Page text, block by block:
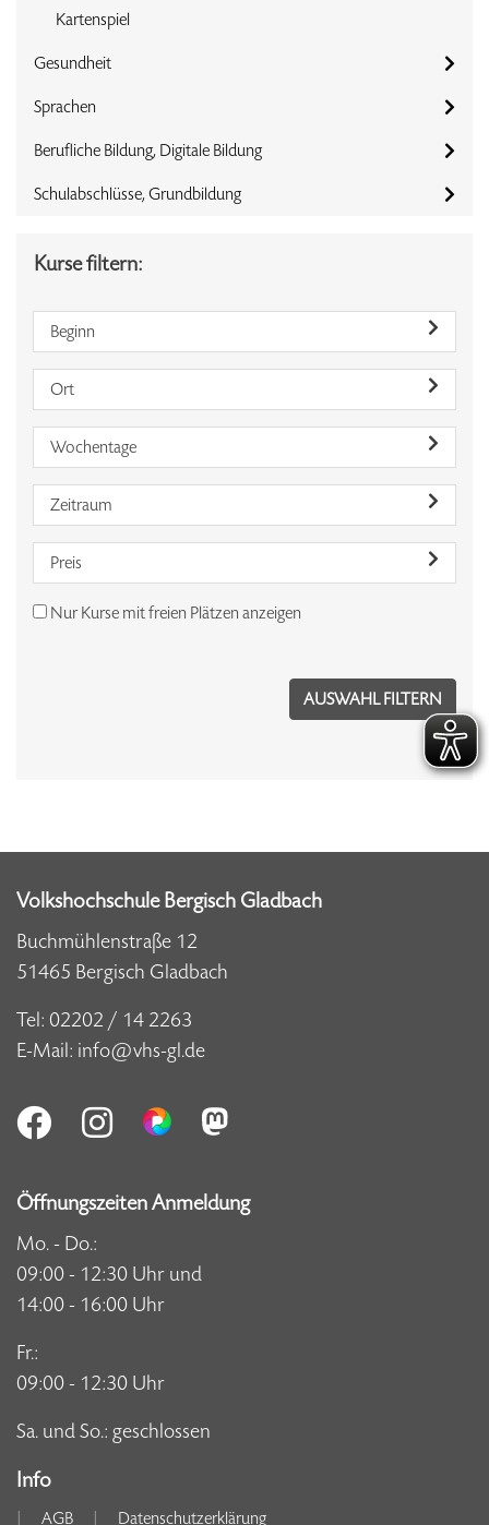
Kartenspiel
Gesundheit
Sprachen
Berufliche Bildung, Digitale Bildung
Schulabschlüsse, Grundbildung
Kurse filtern:
Beginn
Ort
Wochentage
Zeitraum
Preis
Nur Kurse mit freien Plätzen anzeigen
Volkshochschule Bergisch Gladbach
Buchmühlenstraße 12
51465 Bergisch Gladbach
Tel: 02202 / 14 2263
E-Mail: info@vhs-gl.de
Öffnungszeiten Anmeldung
Mo. - Do.:
09:00 - 12:30 Uhr und
14:00 - 16:00 Uhr
Fr.:
09:00 - 12:30 Uhr
Sa. und So.: geschlossen
Info
AGB Datenschutzerklärung